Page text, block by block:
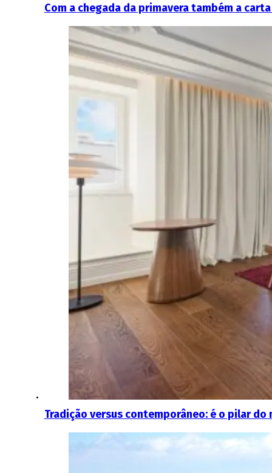
Com a chegada da primavera também a
Tradição versus contemporâneo: é o pilar